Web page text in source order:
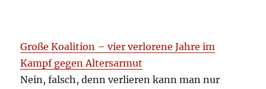
Große Koalition – vier verlorene Jahre im
Kampf gegen Altersarmut
Nein, falsch, denn verlieren kann man nur